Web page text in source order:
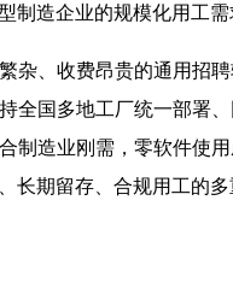
制造企业的规模化用工需
杂、收费昂贵的通用招
全国多地工厂统一部署
制造业刚需，零软件使
长期留存、合规用工的多